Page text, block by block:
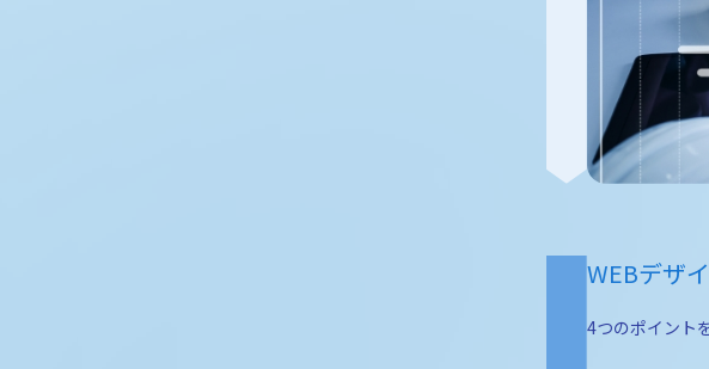
WEBデザ
4つのポイント